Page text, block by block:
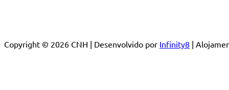
Copyright © 2026 CNH | Desenvolvido por Infinity8 |